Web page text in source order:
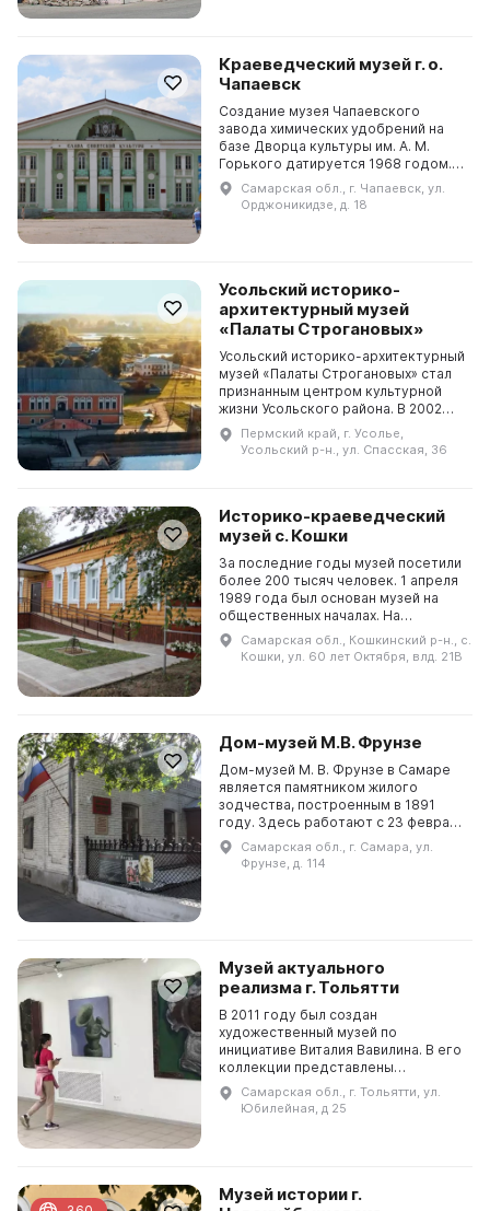
Краеведческий музей г. о.
Чапаевск
Создание музея Чапаевского
завода химических удобрений на
базе Дворца культуры им. А. М.
Горького датируется 1968 годом.
Работу по организации и
наполняемости музея возложили на
работников завода: П. ...
Самарская обл., г. Чапаевск, ул.
Орджоникидзе, д. 18
Усольский историко-
архитектурный музей
«Палаты Строгановых»
Усольский историко-архитектурный
музей «Палаты Строгановых» стал
признанным центром культурной
жизни Усольского района. В 2002
году администрация Усольского
муниципального района основала
Пермский край, г. Усолье,
Усольский р-н., ул. Спасская, 36
Историко-краеведческий
музей с. Кошки
За последние годы музей посетили
более 200 тысяч человек. 1 апреля
1989 года был основан музей на
общественных началах. На
руководство был назначен учитель
истории Кирьянов Николай
Филиппович, котор...
Самарская обл., Кошкинский р-н., с.
Кошки, ул. 60 лет Октября, влд. 21В
Дом-музей М.В. Фрунзе
Дом-музей М. В. Фрунзе в Самаре
является памятником жилого
зодчества, построенным в 1891
году. Здесь работают с 23 февраля
1934 года. В 2004 году в канун 70-
летия музея была открыта новая
экспозиция, ...
Самарская обл., г. Самара, ул.
Фрунзе, д. 114
Музей актуального
реализма г. Тольятти
В 2011 году был создан
художественный музей по
инициативе Виталия Вавилина. В его
коллекции представлены
произведения русских художников,
работающих в реалистическом
стиле со времени послевоенного
Самарская обл., г. Тольятти, ул.
Юбилейная, д 25
Музей истории г.